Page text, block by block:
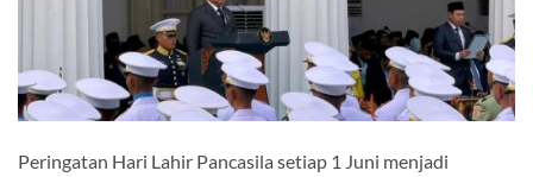
Peringatan Hari Lahir Pancasila setiap 1 Juni menjadi